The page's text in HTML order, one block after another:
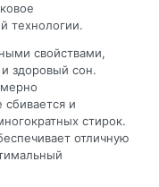
технологии.
свойствами,
здоровый сон.
сбивается и
стирок.
отличную